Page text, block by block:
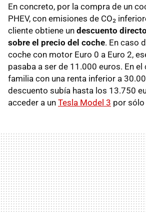
En concreto, por la compra de un
PHEV, con emisiones de CO₂
cliente obtiene un descuento
sobre el precio del coche. En caso
coche con motor Euro 0 a Euro 2,
pasaba a ser de 11.000 euros. En el
familia con una renta inferior a
descuento subía hasta los 13.750
acceder a un Tesla Model 3 por